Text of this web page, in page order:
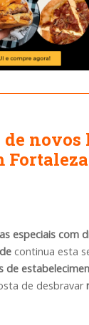
de novos
Fortaleza
especiais com
continua esta
de
de desbravar